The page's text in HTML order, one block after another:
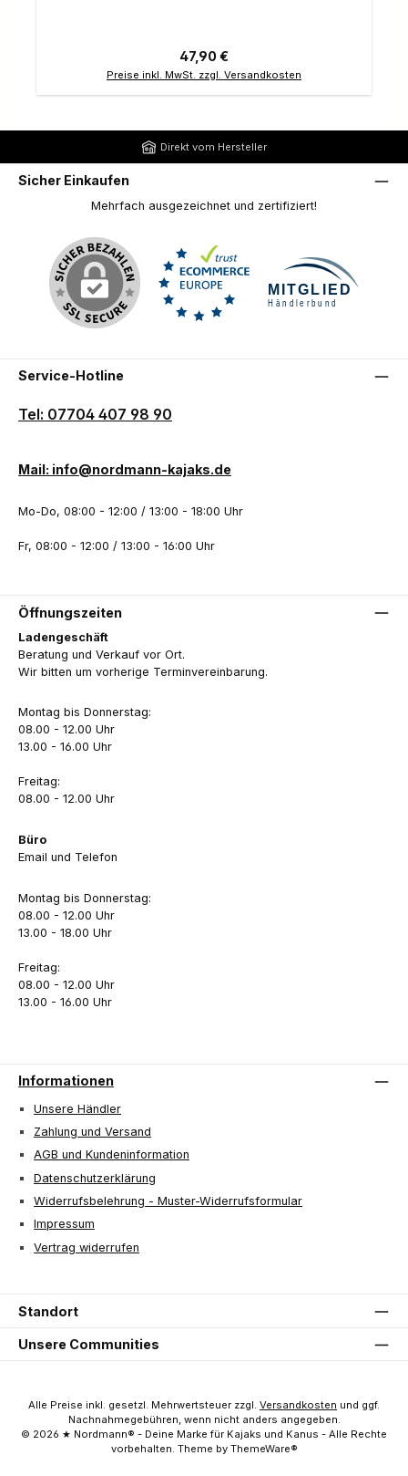
Regulärer Preis:
47,90 €
Preise inkl. MwSt. zzgl. Versandkosten
Direkt vom Hersteller
Sicher Einkaufen
Mehrfach ausgezeichnet und zertifiziert!
Service-Hotline
Tel: 07704 407 98 90
Mail: info@nordmann-kajaks.de
Mo-Do, 08:00 - 12:00 / 13:00 - 18:00 Uhr
Fr, 08:00 - 12:00 / 13:00 - 16:00 Uhr
Öffnungszeiten
Ladengeschäft
Beratung und Verkauf vor Ort.
Wir bitten um vorherige Terminvereinbarung.
Montag bis Donnerstag:
08.00 - 12.00 Uhr
13.00 - 16.00 Uhr
Freitag:
08.00 - 12.00 Uhr
Büro
Email und Telefon
Montag bis Donnerstag:
08.00 - 12.00 Uhr
13.00 - 18.00 Uhr
Freitag:
08.00 - 12.00 Uhr
13.00 - 16.00 Uhr
Informationen
Unsere Händler
Zahlung und Versand
AGB und Kundeninformation
Datenschutzerklärung
Widerrufsbelehrung - Muster-Widerrufsformular
Impressum
Vertrag widerrufen
Standort
Unsere Communities
Alle Preise inkl. gesetzl. Mehrwertsteuer zzgl. Versandkosten und ggf.
Nachnahmegebühren, wenn nicht anders angegeben.
© 2026 ★ Nordmann® - Deine Marke für Kajaks und Kanus - Alle Rechte
vorbehalten. Theme by ThemeWare®